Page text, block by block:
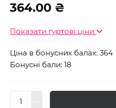
364.00 ₴
Показати гуртові ціни
Ціна в бонусних балах: 364
Бонусні бали: 18